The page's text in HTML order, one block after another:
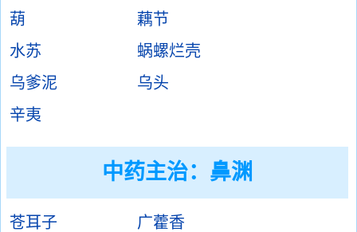
葫
藕节
水苏
蜗螺烂壳
乌爹泥
乌头
辛夷
中药主治：鼻渊
苍耳子
广藿香